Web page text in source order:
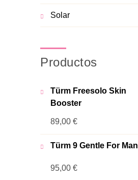
Solar
Productos
Türm Freesolo Skin
Booster
89,00 €
Türm 9 Gentle For Man
95,00 €